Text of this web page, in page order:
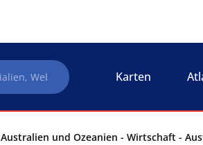
Karten
Australien und Ozeanien - Wirtschaft -